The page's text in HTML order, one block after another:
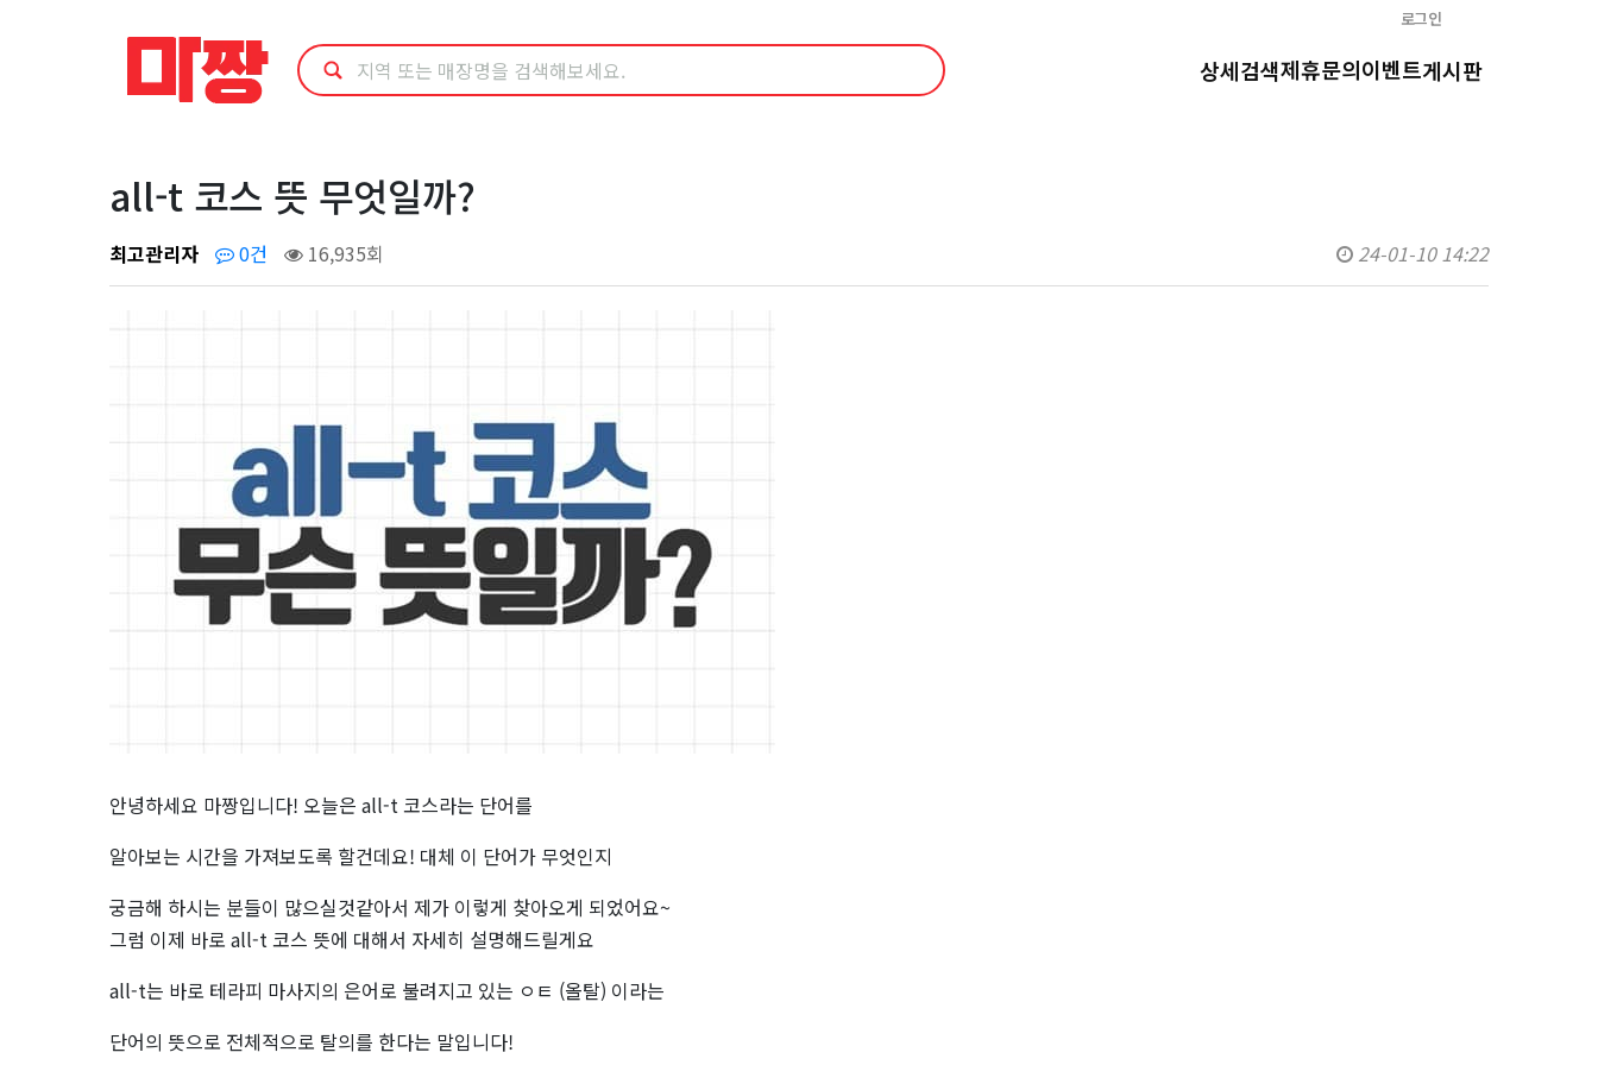
로그인
상세검색제휴문의이벤트게시판
all-t 코스 뜻 무엇일까?
최고관리자 0건 16,935회 24-01-10 14:22
안녕하세요 마짱입니다! 오늘은 all-t 코스라는 단어를
알아보는 시간을 가져보도록 할건데요! 대체 이 단어가 무엇인지
궁금해 하시는 분들이 많으실것같아서 제가 이렇게 찾아오게 되었어요~
그럼 이제 바로 all-t 코스 뜻에 대해서 자세히 설명해드릴게요
all-t는 바로 테라피 마사지의 은어로 불려지고 있는 ㅇㅌ (올탈) 이라는
단어의 뜻으로 전체적으로 탈의를 한다는 말입니다!